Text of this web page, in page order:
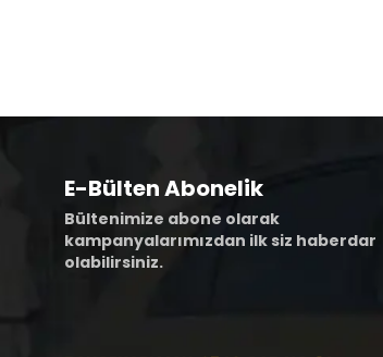
E-Bülten Abonelik
Bültenimize abone olarak
kampanyalarımızdan ilk siz haberdar
olabilirsiniz.